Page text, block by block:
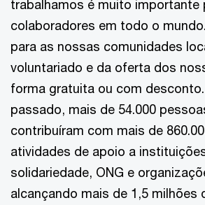
trabalhamos é muito importante
colaboradores em todo o
para as nossas comunidades
voluntariado e da oferta dos
forma gratuita ou com
passado, mais de 54.000
contribuíram com mais de
atividades de apoio a
solidariedade, ONG e
alcançando mais de 1,5 milhões